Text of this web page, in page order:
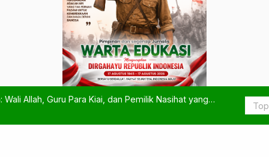
Wali Allah, Guru Para Kiai, dan Pemilik Nasihat yang
Instagram